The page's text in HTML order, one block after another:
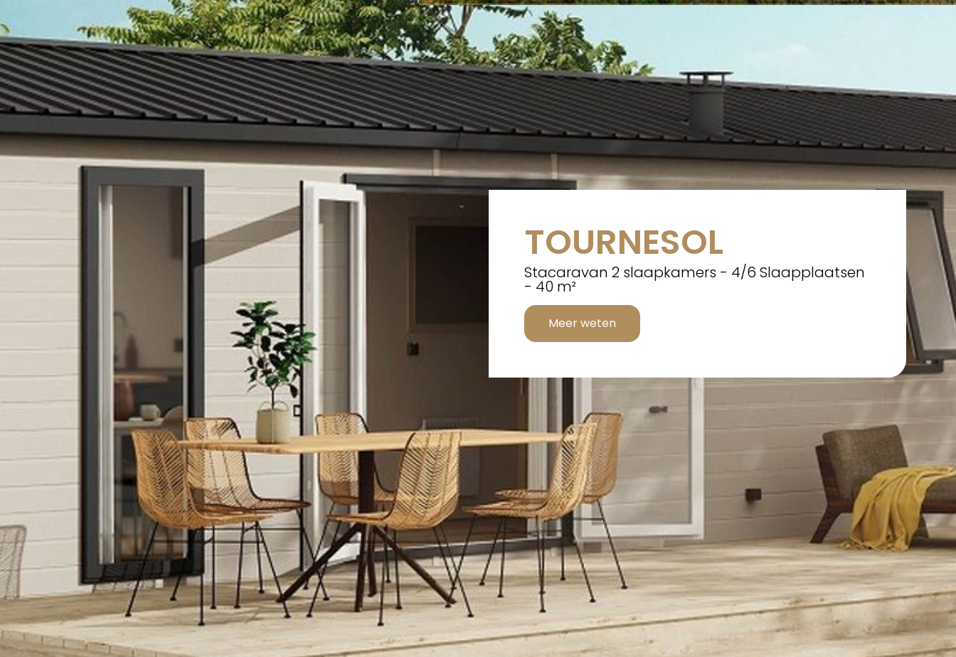
TOURNESOL
Stacaravan 2 slaapkamers - 4/6 Slaapplaatsen
- 40 m²
Meer weten